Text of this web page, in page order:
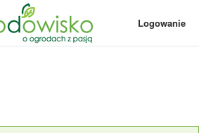
Logowanie